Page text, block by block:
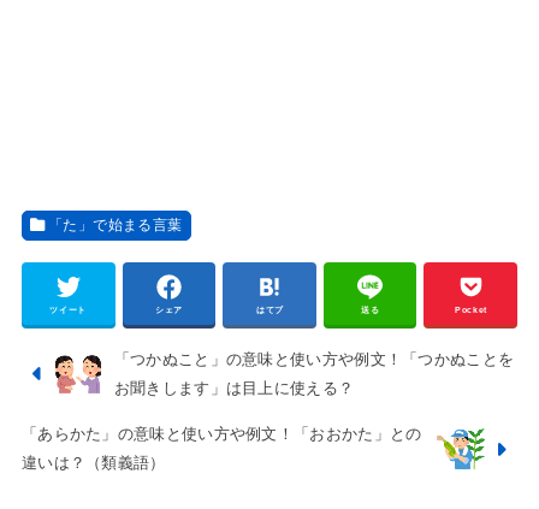
「た」で始まる言葉
ツイート シェア はてブ 送る Pocket
「つかぬこと」の意味と使い方や例文！「つかぬことを
お聞きします」は目上に使える？
「あらかた」の意味と使い方や例文！「おおかた」との
違いは？（類義語）